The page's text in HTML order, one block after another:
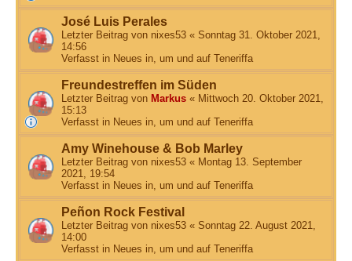
José Luis Perales
Letzter Beitrag von nixes53 « Sonntag 31. Oktober 2021,
14:56
Verfasst in Neues in, um und auf Teneriffa
Freundestreffen im Süden
Letzter Beitrag von Markus « Mittwoch 20. Oktober 2021,
15:13
Verfasst in Neues in, um und auf Teneriffa
Amy Winehouse & Bob Marley
Letzter Beitrag von nixes53 « Montag 13. September
2021, 19:54
Verfasst in Neues in, um und auf Teneriffa
Peñon Rock Festival
Letzter Beitrag von nixes53 « Sonntag 22. August 2021,
14:00
Verfasst in Neues in, um und auf Teneriffa